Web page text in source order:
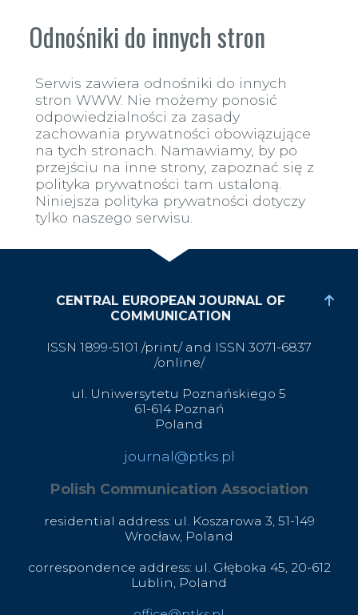
Odnośniki do innych stron
Serwis zawiera odnośniki do innych
stron WWW. Nie możemy ponosić
odpowiedzialności za zasady
zachowania prywatności obowiązujące
na tych stronach. Namawiamy, by po
przejściu na inne strony, zapoznać się z
polityka prywatności tam ustaloną.
Niniejsza polityka prywatności dotyczy
tylko naszego serwisu.
CENTRAL EUROPEAN JOURNAL OF
COMMUNICATION
ISSN 1899-5101 /print/ and ISSN 3071-6837
/online/
ul. Uniwersytetu Poznańskiego 5
61-614 Poznań
Poland
journal@ptks.pl
Polish Communication Association
residential address: ul. Koszarowa 3, 51-149
Wrocław, Poland
correspondence address: ul. Głęboka 45, 20-612
Lublin, Poland